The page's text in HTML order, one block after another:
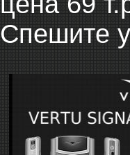
Спешите